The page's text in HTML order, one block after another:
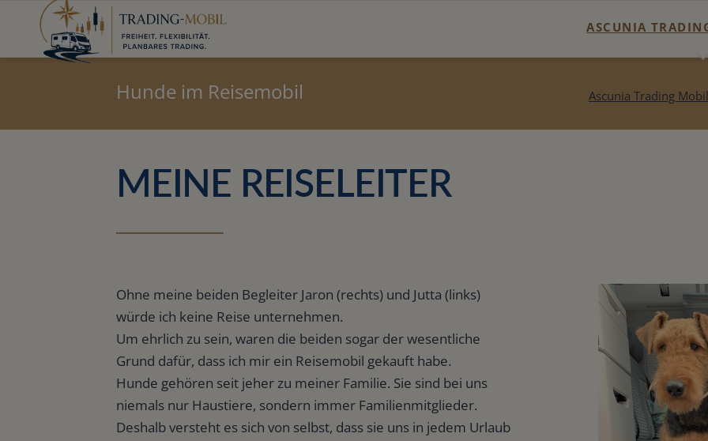
ASCUNIA
Trading-Potenzial-
Newsletter ::
Trading-Technik
Fahrzeug
Hunde im Reisemobil Ascunia Trading Mobil
MEINE REISELEITER
Ohne meine beiden Begleiter Jaron (rechts) und Jutta (links)
würde ich keine Reise unternehmen.
Um ehrlich zu sein, waren die beiden sogar der wesentliche
Grund dafür, dass ich mir ein Reisemobil gekauft habe.
Hunde gehören seit jeher zu meiner Familie. Sie sind bei uns
niemals nur Haustiere, sondern immer Familienmitglieder.
Deshalb versteht es sich von selbst, dass sie uns in jedem Urlaub